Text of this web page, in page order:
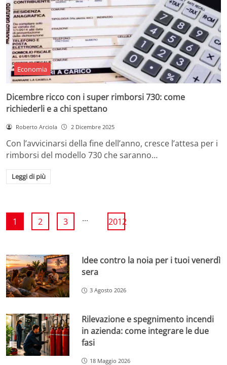
Economia
Dicembre ricco con i super rimborsi 730: come
richiederli e a chi spettano
Roberto Arciola 2 Dicembre 2025
Con l’avvicinarsi della fine dell’anno, cresce l’attesa per i
rimborsi del modello 730 che saranno…
Leggi di più
1 2 3 ... 2012
Idee contro la noia per i tuoi venerdì
sera
3 Agosto 2026
Rilevazione e spegnimento incendi
in azienda: come integrare le due
fasi
18 Maggio 2026